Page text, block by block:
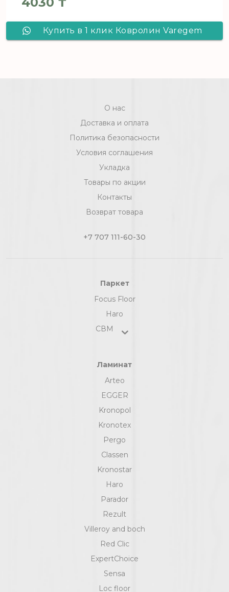
Купить в 1 клик Ковролин Varegem
О нас
Доставка и оплата
Политика безопасности
Условия соглашения
Укладка
Товары по акции
Контакты
Возврат товара
+7 707 111-60-30
Паркет
Focus Floor
Haro
СВМ
Ламинат
Arteo
EGGER
Kronopol
Kronotex
Pergo
Classen
Kronostar
Haro
Parador
Rezult
Villeroy and boch
Red Clic
ExpertChoice
Sensa
Loc floor